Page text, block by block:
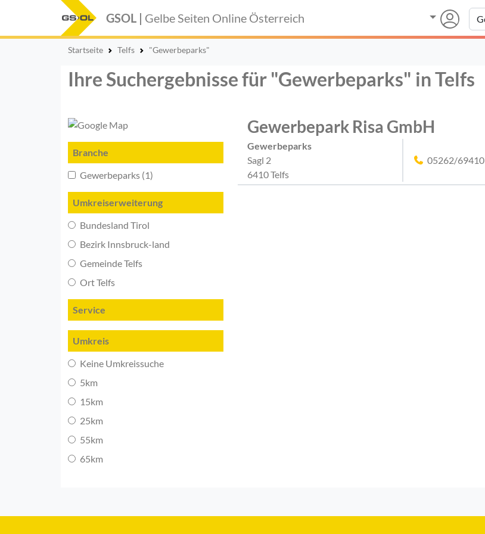
GSOL | Gelbe Seiten Online Österreich
Startseite Telfs "Gewerbeparks"
Ihre Suchergebnisse für "Gewerbeparks" in Telfs
Branche
Gewerbeparks (1)
Umkreiserweiterung
Bundesland Tirol
Bezirk Innsbruck-land
Gemeinde Telfs
Ort Telfs
Service
Umkreis
Keine Umkreissuche
5km
15km
25km
55km
65km
Gewerbepark Risa GmbH
Gewerbeparks
Sagl 2
6410 Telfs
05262/69410